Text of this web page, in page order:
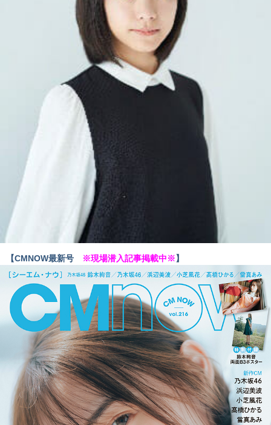
【CMNOW最新号 ※現場潜入記事掲載中※】